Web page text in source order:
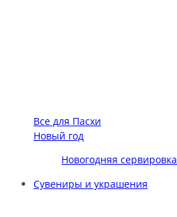
Все для Пасхи
Новый год
Новогодняя сервировка
Сувениры и украшения